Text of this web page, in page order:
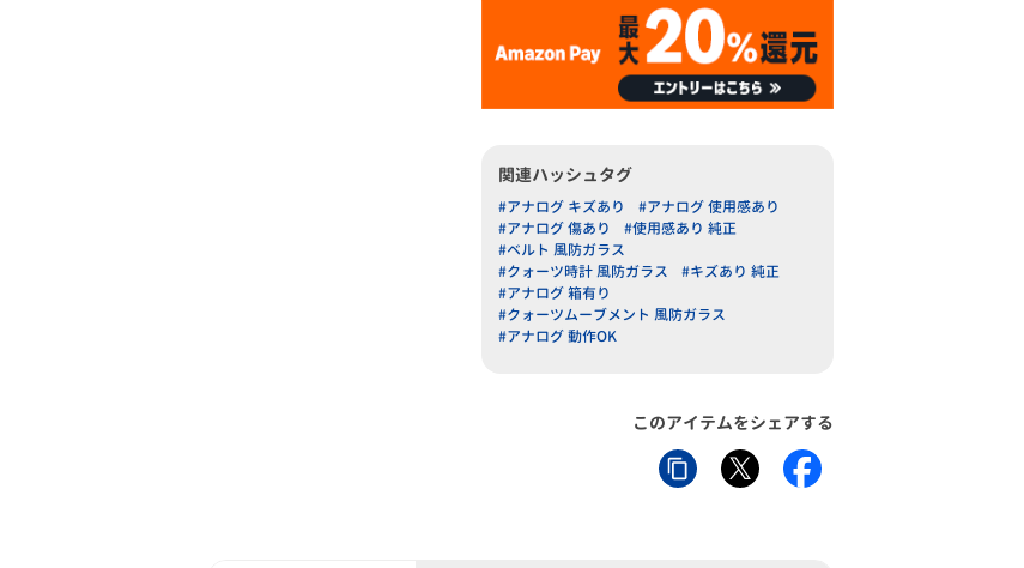
関連ハッシュタグ
#アナログ キズあり
#アナログ 使用感あり
#アナログ 傷あり
#使用感あり 純正
#ベルト 風防ガラス
#クォーツ時計 風防ガラス
#キズあり 純正
#アナログ 箱有り
#クォーツムーブメント 風防ガラス
#アナログ 動作OK
このアイテムをシェアする